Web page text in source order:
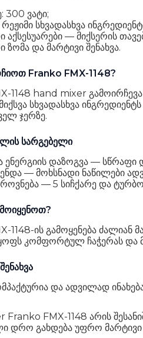
300 ვატი;
სხვადასხვა
აქსესუარები — მიქსერის
ზომა და მარტივი შენახვა.
Franko FMX-1148?
1148 hand mixer
სხვადასხვა
ჯერზე.
სარგებელი
დაზოგვა — სწრაფი
— მოხსნადი ნაწილები
— 5 სიჩქარე და ტურბო
1148-ის გამოყენება ძალიან
კომფორტულ ჩაჭერას და
და ადვილად
Franko FMX-1148 არის
დრო გახდება უფრო მარტივი